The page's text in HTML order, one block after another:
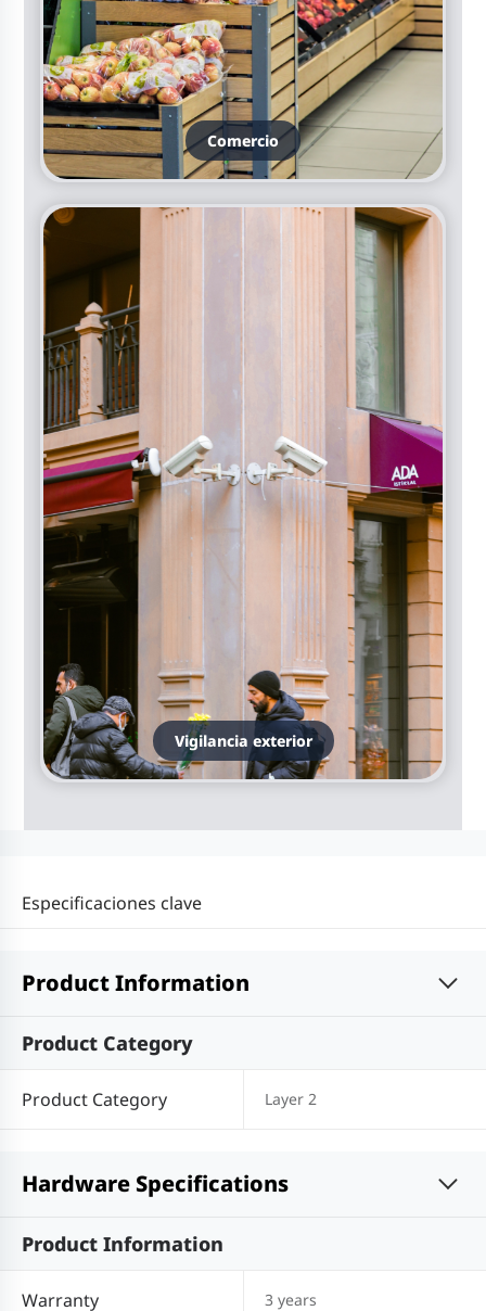
Comercio
Vigilancia exterior
Especificaciones clave
Product Information
Product Category
Product Category Layer 2
Hardware Specifications
Product Information
Warranty 3 years